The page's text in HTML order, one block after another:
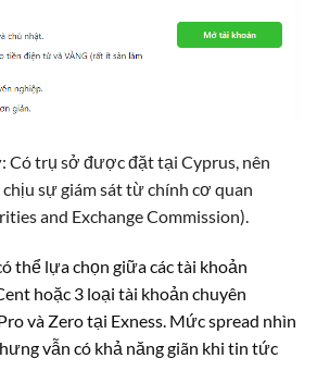
: Có trụ sở được đặt tại Cyprus, nên
sự giám sát từ chính cơ quan
and Exchange Commission).
thể lựa chọn giữa các tài khoản
hoặc 3 loại tài khoản chuyên
và Zero tại Exness. Mức spread nhìn
vẫn có khả năng giãn khi tin tức